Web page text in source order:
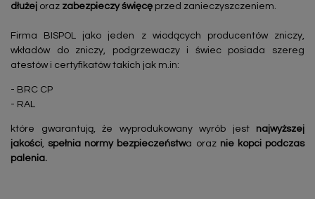
dłużej oraz zabezpieczy święcę przed zanieczyszczeniem.
Firma BISPOL jako jeden z wiodących producentów zniczy,
wkładów do zniczy, podgrzewaczy i świec posiada szereg
atestów i certyfikatów takich jak m.in:
- BRC CP
- RAL
które gwarantują, że wyprodukowany wyrób jest najwyższej
jakości,spełnia normy bezpieczeństwa oraz nie kopci podczas
palenia.